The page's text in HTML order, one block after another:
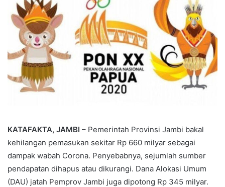
KATAFAKTA, JAMBI – Pemerintah Provinsi Jambi bakal
kehilangan pemasukan sekitar Rp 660 milyar sebagai
dampak wabah Corona. Penyebabnya, sejumlah sumber
pendapatan dihapus atau dikurangi. Dana Alokasi Umum
(DAU) jatah Pemprov Jambi juga dipotong Rp 345 milyar.